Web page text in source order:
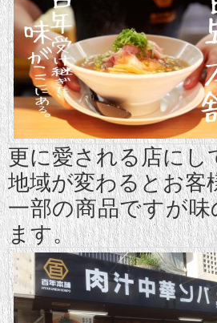
更に愛される店にし
地域が変わるとお客
一部の商品ですが
ます。